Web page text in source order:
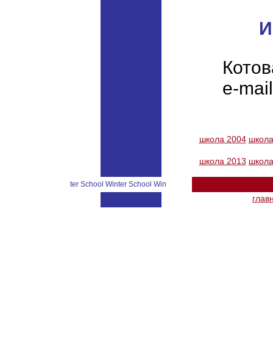
er School Winter School Wint
e-
школа 2004
школа 2013